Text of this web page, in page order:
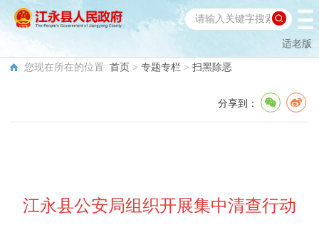
适老版
您现在所在的位置: 首页 > 专题专栏 > 扫黑除恶
分享到：
江永县公安局组织开展集中清查行动